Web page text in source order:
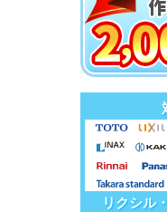
リクシル